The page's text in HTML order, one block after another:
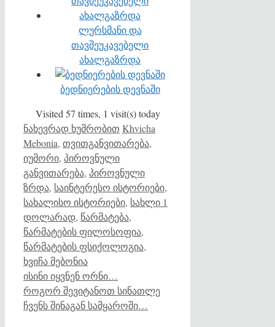
ლურსმანი და
თავშეუკავებელი
ახალგაზრდა
ბედნიერების დევნაში
Visited 57 times, 1 visit(s) today
Categories
ნახევრად ხუმრობით Tags
Khvicha
Mebonia, თვითგანვითარება,
იუმორი, პიროვნული
განვითარება, პიროვნული
ზრდა, საინტერესო ისტორიები,
სახალისო ისტორიები, სახლი 1
დოლარად, წარმატება,
წარმატების ფილოსოფია,
წარმატების ფსიქოლოგია,
ხვიჩა მებონია
ისინი იყვნენ ორნი…
როგორ შევიტანოთ სინათლე
ჩვენს შინაგან სამყაროში…